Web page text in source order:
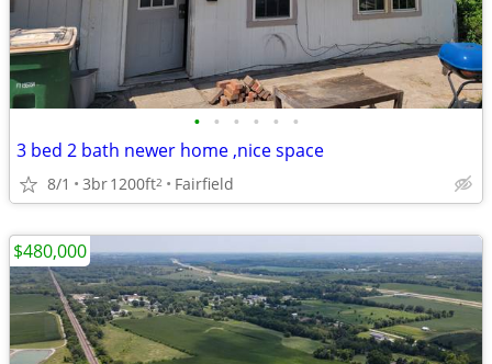
• • • • • •
3 bed 2 bath newer home ,nice space
8/1 3br1200ft2 Fairfield
$480,000